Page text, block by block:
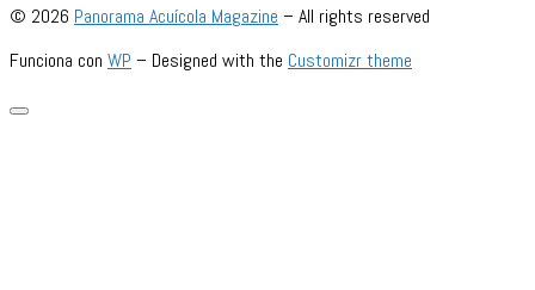
© 2026 Panorama Acuícola Magazine – All rights reserved
Funciona con WP – Designed with the Customizr theme